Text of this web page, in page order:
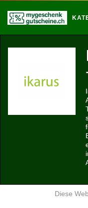
Diese